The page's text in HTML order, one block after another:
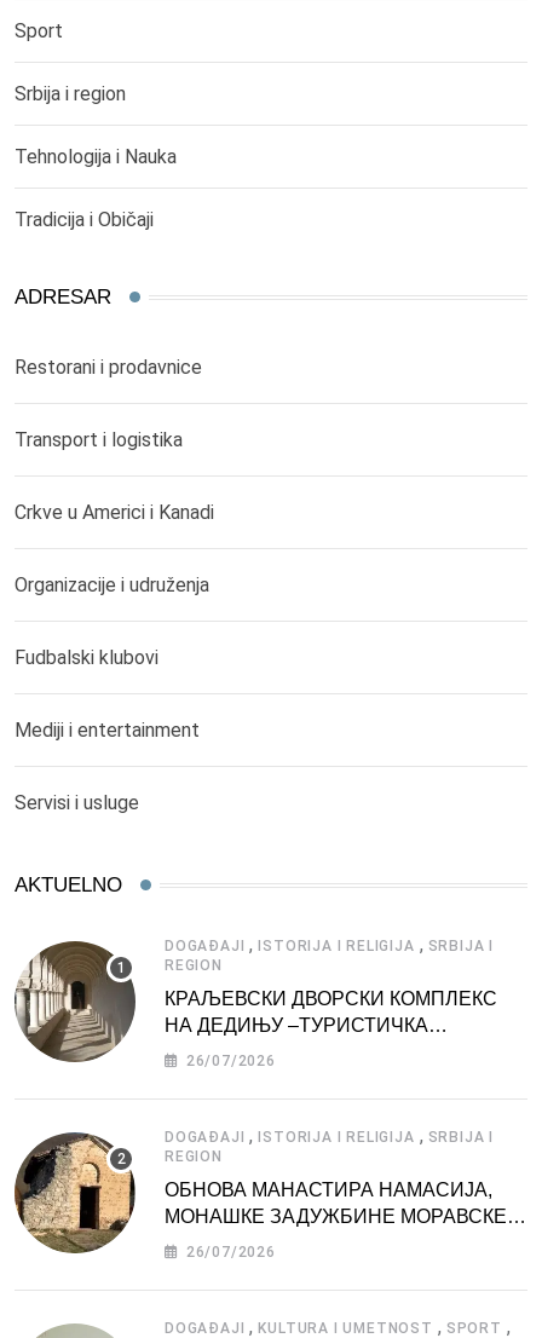
Sport
Srbija i region
Tehnologija i Nauka
Tradicija i Običaji
ADRESAR
Restorani i prodavnice
Transport i logistika
Crkve u Americi i Kanadi
Organizacije i udruženja
Fudbalski klubovi
Mediji i entertainment
Servisi i usluge
AKTUELNO
DOGAĐAJI , ISTORIJA I RELIGIJA , SRBIJA I
REGION
КРАЉЕВСКИ ДВОРСКИ КОМПЛЕКС
НА ДЕДИЊУ –ТУРИСТИЧКА
АТРАКЦИЈА
26/07/2026
DOGAĐAJI , ISTORIJA I RELIGIJA , SRBIJA I
REGION
ОБНОВА МАНАСТИРА НАМАСИЈА,
МОНАШКЕ ЗАДУЖБИНЕ МОРАВСКЕ
СРБИЈЕ
26/07/2026
DOGAĐAJI ,KULTURA I UMETNOST , SPORT ,